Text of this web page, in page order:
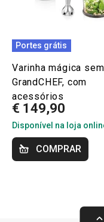
Portes grátis
Varinha mágica
GrandCHEF, com
acessórios
€ 149,90
Disponível na loja
COMPRAR